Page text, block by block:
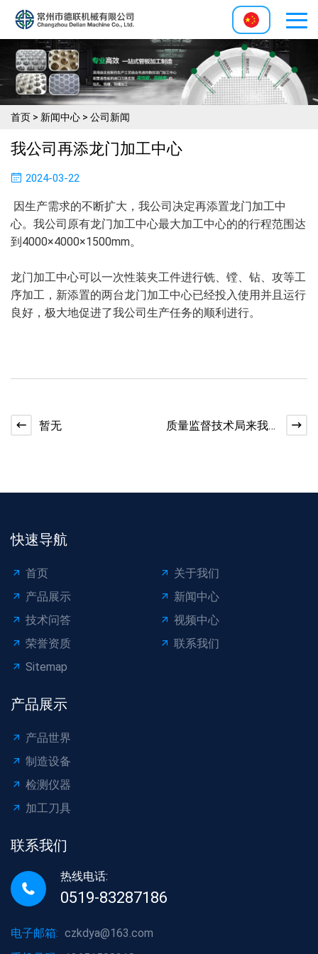
首页 > 新闻中心 > 公司新闻
我公司再添龙门加工中心
2024-03-22
因生产需求的不断扩大，我公司决定再添置龙门加工中
心。我公司原有龙门加工中心最大加工中心的的行程范围达
到4000×4000×1500mm。
龙门加工中心可以一次性装夹工件进行铣、镗、钻、攻等工
序加工，新添置的两台龙门加工中心已经投入使用并且运行
良好，极大地促进了我公司生产任务的顺利进行。
暂无
质量监督技术局来我
快速导航
首页
关于我们
产品展示
新闻中心
技术问答
视频中心
荣誉资质
联系我们
Sitemap
产品展示
产品世界
制造设备
检测仪器
加工刀具
联系我们
热线电话:
0519-83287186
电子邮箱: czkdya@163.com